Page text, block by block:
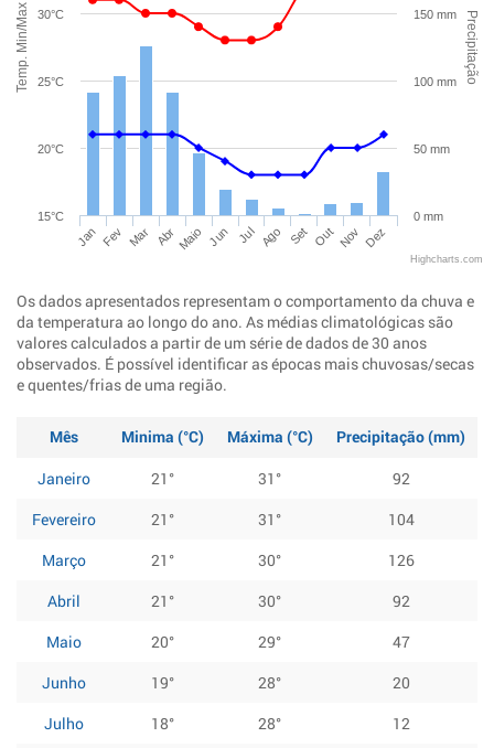
Temp. Min/Max Precipitação
Jan Fev Mar Abr Maio Jun Jul Ago Set Out Nov Dez
15°C
20°C
25°C
30°C
0 mm
50 mm
100 mm
150 mm
Highcharts.com
Os dados apresentados representam o comportamento da chuva e
da temperatura ao longo do ano. As médias climatológicas são
valores calculados a partir de um série de dados de 30 anos
observados. É possível identificar as épocas mais chuvosas/secas
e quentes/frias de uma região.
Mês Minima (°C) Máxima (°C)
Precipitação (mm)
Janeiro
21° 31°
92
Fevereiro
21° 31°
104
Março
21° 30°
126
Abril
21° 30°
92
Maio
20° 29°
47
Junho
19° 28°
20
Julho
18° 28°
12